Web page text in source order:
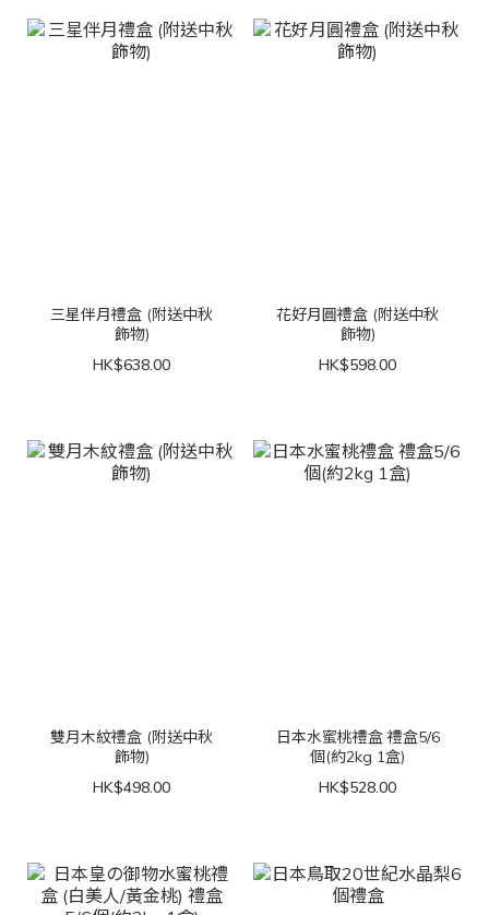
三星伴月禮盒 (附送中秋
飾物)
HK$638.00
花好月圓禮盒 (附送中秋
飾物)
HK$598.00
雙月木紋禮盒 (附送中秋
飾物)
HK$498.00
日本水蜜桃禮盒 禮盒5/6
個(約2kg 1盒)
HK$528.00